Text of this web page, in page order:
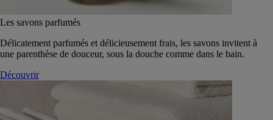
Les savons parfumés
Délicatement parfumés et délicieusement frais, les savons invitent à
une parenthèse de douceur, sous la douche comme dans le bain.
Découvrir